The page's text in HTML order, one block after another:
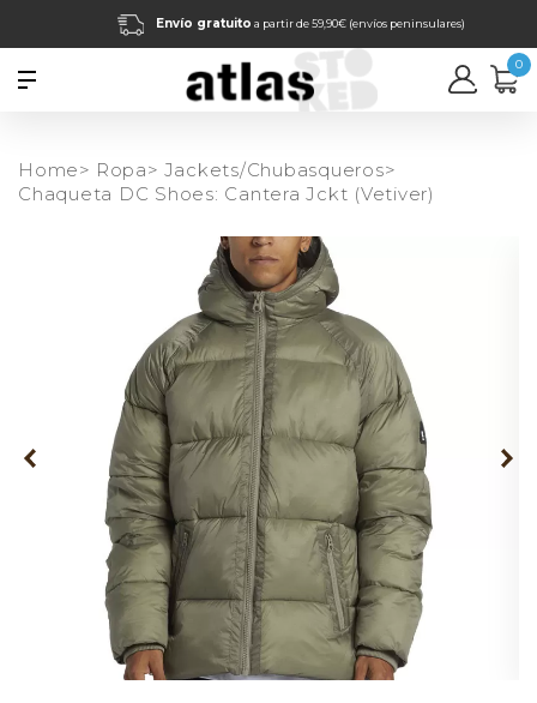
Envío gratuito a partir de 59,90€ (envíos peninsulares)
0
Home> Ropa> Jackets/Chubasqueros>
Chaqueta DC Shoes: Cantera Jckt (Vetiver)